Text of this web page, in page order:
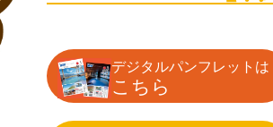
デジタルパンフレットは
こちら